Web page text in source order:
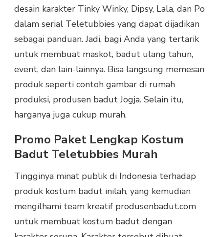
desain karakter Tinky Winky, Dipsy, Lala, dan Po
dalam serial Teletubbies yang dapat dijadikan
sebagai panduan. Jadi, bagi Anda yang tertarik
untuk membuat maskot, badut ulang tahun,
event, dan lain-lainnya. Bisa langsung memesan
produk seperti contoh gambar di rumah
produksi, produsen badut Jogja. Selain itu,
harganya juga cukup murah.
Promo Paket Lengkap Kostum
Badut Teletubbies Murah
Tingginya minat publik di Indonesia terhadap
produk kostum badut inilah, yang kemudian
mengilhami team kreatif produsenbadut.com
untuk membuat kostum badut dengan